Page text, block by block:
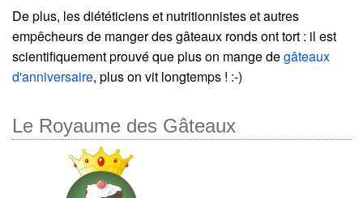
De plus, les diététiciens et nutritionnistes et autres
empêcheurs de manger des gâteaux ronds ont tort : il est
scientifiquement prouvé que plus on mange degâteaux
d'anniversaire, plus on vit longtemps ! :-)
Le Royaume des Gâteaux